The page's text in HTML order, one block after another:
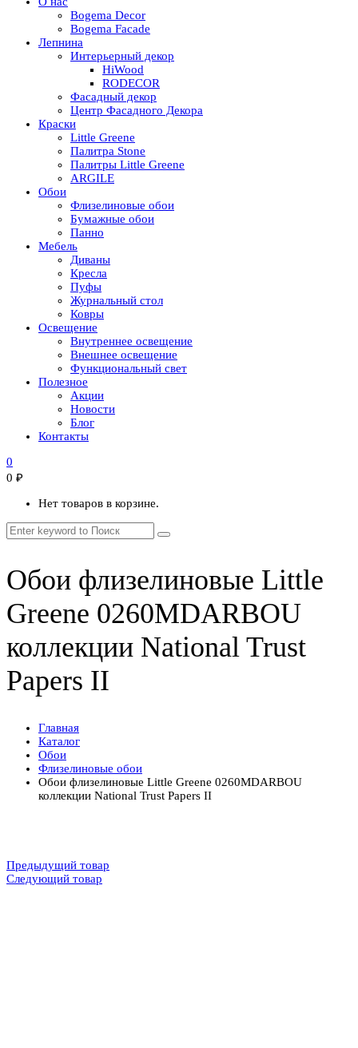
Bogema Decor
Bogema Facade
Лепнина
Интерьерный декор
HiWood
RODECOR
Фасадный декор
Центр Фасадного Декора
Краски
Little Greene
Палитра Stone
Палитры Little Greene
ARGILE
Обои
Флизелиновые обои
Бумажные обои
Панно
Мебель
Диваны
Кресла
Пуфы
Журнальный стол
Ковры
Освещение
Внутреннее освещение
Внешнее освещение
Функциональный свет
Полезное
Акции
Новости
Блог
Контакты
0
0 ₽
Нет товаров в корзине.
Обои флизелиновые Little
Greene 0260MDARBOU
коллекции National Trust
Papers II
Главная
Каталог
Обои
Флизелиновые обои
Обои флизелиновые Little Greene 0260MDARBOU
коллекции National Trust Papers II
Предыдущий товар
Следующий товар